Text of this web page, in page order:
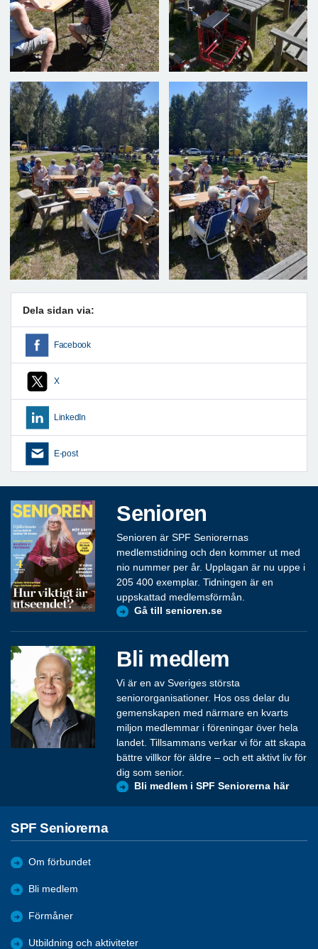
Dela sidan via:
Facebook
X
LinkedIn
E-post
Senioren
Senioren är SPF Seniorernas
medlemstidning och den kommer ut med
nio nummer per år. Upplagan är nu uppe i
205 400 exemplar. Tidningen är en
uppskattad medlemsförmån.
Gå till senioren.se
Bli medlem
Vi är en av Sveriges största
seniororganisationer. Hos oss delar du
gemenskapen med närmare en kvarts
miljon medlemmar i föreningar över hela
landet. Tillsammans verkar vi för att skapa
bättre villkor för äldre – och ett aktivt liv för
dig som senior.
Bli medlem i SPF Seniorerna här
SPF Seniorerna
Om förbundet
Bli medlem
Förmåner
Utbildning och aktiviteter